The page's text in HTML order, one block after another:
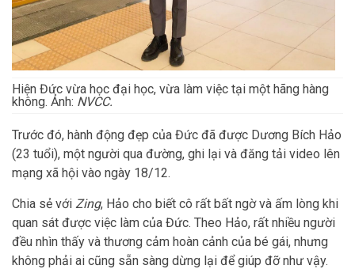
Hiện Đức vừa học đại học, vừa làm việc tại một hãng hàng
không. Ảnh: NVCC.
Trước đó, hành động đẹp của Đức đã được Dương Bích Hảo
(23 tuổi), một người qua đường, ghi lại và đăng tải video lên
mạng xã hội vào ngày 18/12.
Chia sẻ với Zing, Hảo cho biết cô rất bất ngờ và ấm lòng khi
quan sát được việc làm của Đức. Theo Hảo, rất nhiều người
đều nhìn thấy và thương cảm hoàn cảnh của bé gái, nhưng
không phải ai cũng sẵn sàng dừng lại để giúp đỡ như vậy.